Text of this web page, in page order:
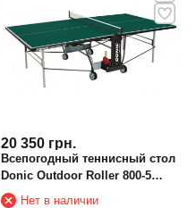
20 350 грн.
Всепогодный теннисный стол
Donic Outdoor Roller 800-5
зеленый
Нет в наличии